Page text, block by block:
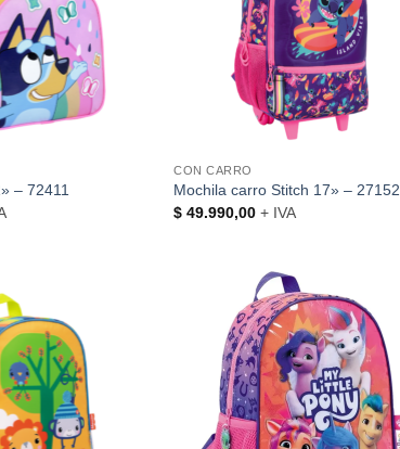
– 72411
CON CARRO
Mochila carro Stitch 17» – 27152
$ 49.990,00 + IVA